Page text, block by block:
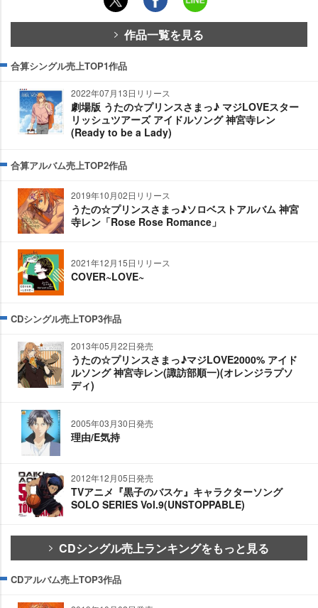
作品一覧を見る
合算シングル売上TOP1作品
2022年07月13日リリース
劇場版 うたの☆プリンスさまっ♪ マジLOVEスター
リッシュツアーズ アイドルソング 神宮寺レン
(Ready to be a Lady)
合算アルバム売上TOP2作品
2019年10月02日リリース
うたの☆プリンスさまっ♪ソロベストアルバム 神宮
寺レン「Rose Rose Romance」
2021年12月15日リリース
COVER~LOVE~
CDシングル売上TOP3作品
2013年05月22日発売
うたの☆プリンスさまっ♪マジLOVE2000% アイド
ルソング 神宮寺レン(諏訪部順一)(オレンジラプソ
ディ)
2005年03月30日発売
理由/E気持
2012年12月05日発売
TVアニメ『黒子のバスケ』キャラクターソング
SOLO SERIES Vol.9(UNSTOPPABLE)
CDシングル売上ランキングをもっと見る
CDアルバム売上TOP3作品